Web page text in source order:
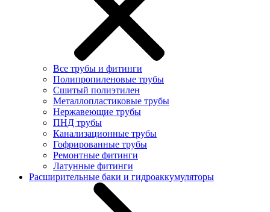
Все трубы и фитинги
Полипропиленовые трубы
Сшитый полиэтилен
Металлопластиковые трубы
Нержавеющие трубы
ПНД трубы
Канализационные трубы
Гофрированные трубы
Ремонтные фитинги
Латунные фитинги
Расширительные баки и гидроаккумуляторы